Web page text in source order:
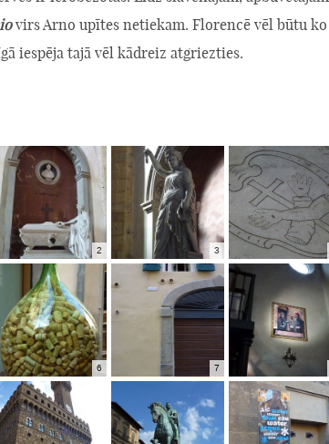
virs Arno upītes netiekam. Florencē vēl būtu ko
iespēja tajā vēl kādreiz atgriezties.
2 3
6 7